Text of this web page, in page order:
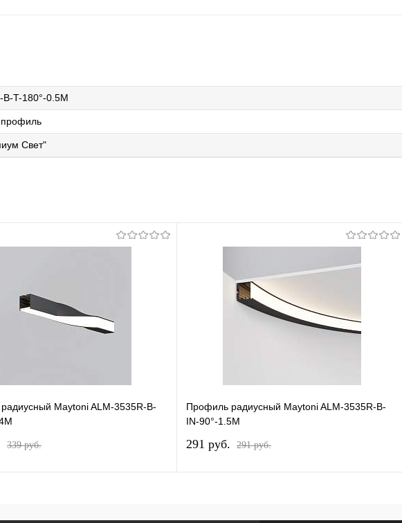
T-180°-0.5M
Свет"
Maytoni ALM-3535R-B-
339 pуб.
Профиль радиусный Maytoni ALM-3535R-B-
IN-90°-1.5M
291 pуб. 291 pуб.